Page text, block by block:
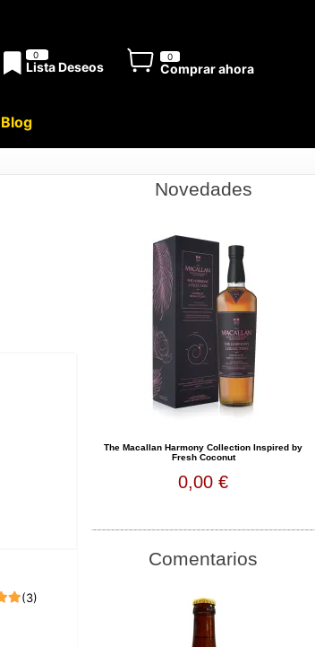
0
Lista Deseos
0
Comprar ahora
Blog
(3)
Novedades
The Macallan Harmony Collection Inspired by
Fresh Coconut
0,00 €
Comentarios